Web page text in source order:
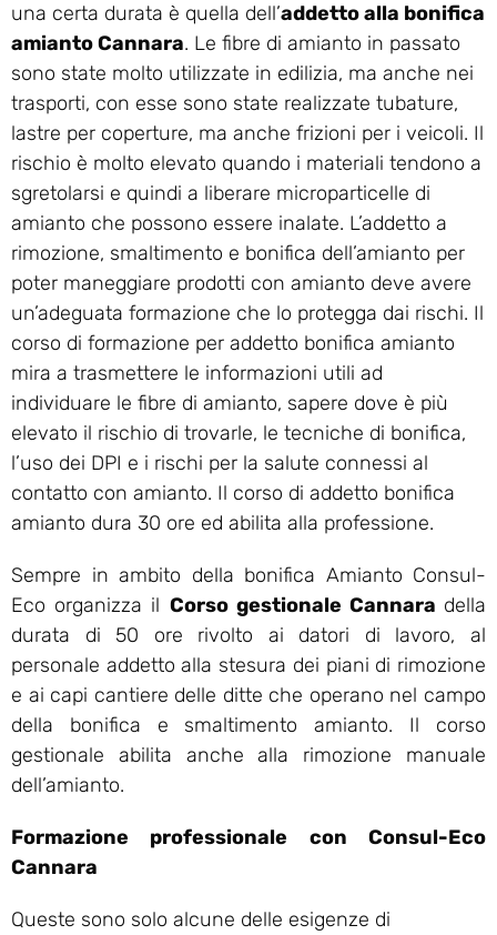
una certa durata è quella dell’addetto alla bonifica
amianto Cannara. Le fibre di amianto in passato
sono state molto utilizzate in edilizia, ma anche nei
trasporti, con esse sono state realizzate tubature,
lastre per coperture, ma anche frizioni per i veicoli. Il
rischio è molto elevato quando i materiali tendono a
sgretolarsi e quindi a liberare microparticelle di
amianto che possono essere inalate. L’addetto a
rimozione, smaltimento e bonifica dell’amianto per
poter maneggiare prodotti con amianto deve avere
un’adeguata formazione che lo protegga dai rischi. Il
corso di formazione per addetto bonifica amianto
mira a trasmettere le informazioni utili ad
individuare le fibre di amianto, sapere dove è più
elevato il rischio di trovarle, le tecniche di bonifica,
l’uso dei DPI e i rischi per la salute connessi al
contatto con amianto. Il corso di addetto bonifica
amianto dura 30 ore ed abilita alla professione.
Sempre in ambito della bonifica Amianto Consul-
Eco organizza il Corso gestionale Cannara della
durata di 50 ore rivolto ai datori di lavoro, al
personale addetto alla stesura dei piani di rimozione
e ai capi cantiere delle ditte che operano nel campo
della bonifica e smaltimento amianto. Il corso
gestionale abilita anche alla rimozione manuale
dell’amianto.
Formazione professionale con Consul-Eco
Cannara
Queste sono solo alcune delle esigenze di